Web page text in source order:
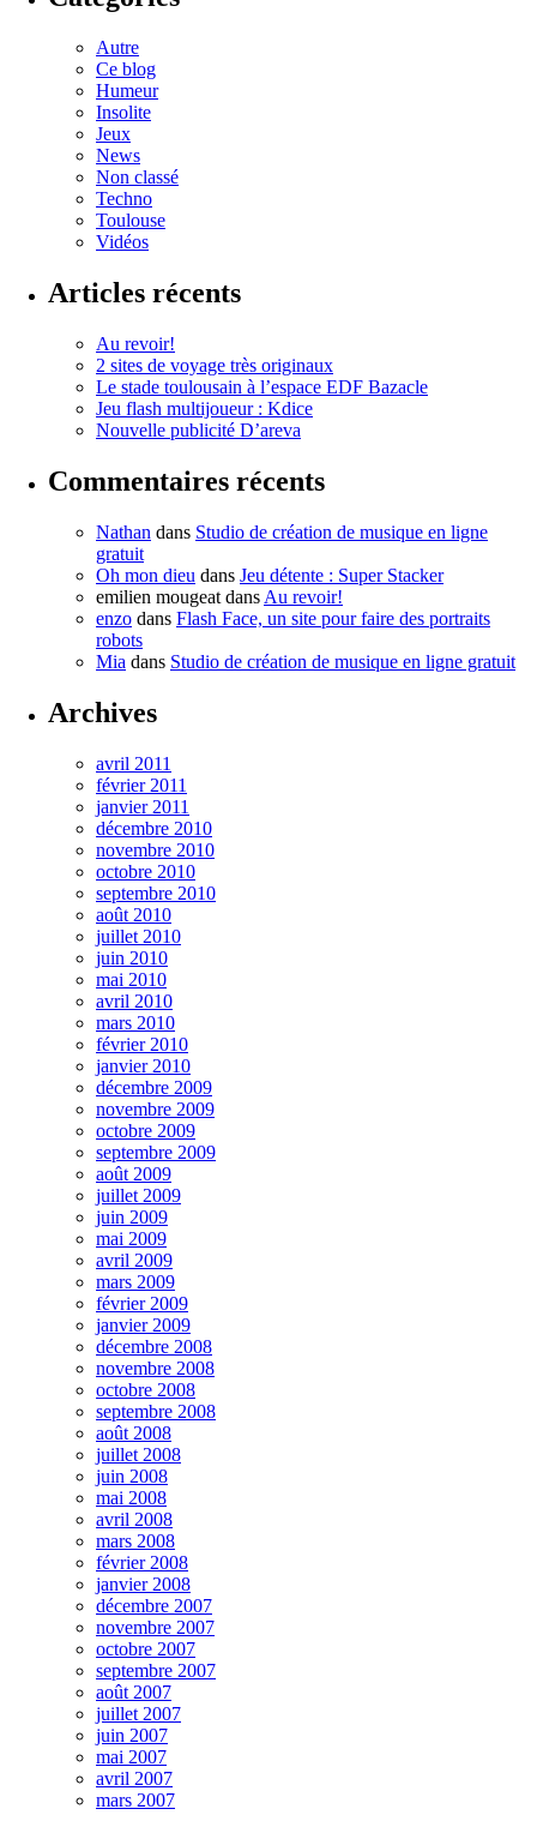
Autre
Ce blog
Humeur
Insolite
Jeux
News
Non classé
Techno
Toulouse
Vidéos
Articles récents
Au revoir!
2 sites de voyage très originaux
Le stade toulousain à l’espace EDF Bazacle
Jeu flash multijoueur : Kdice
Nouvelle publicité D’areva
Commentaires récents
Nathan dans Studio de création de musique en ligne
gratuit
Oh mon dieu dans Jeu détente : Super Stacker
emilien mougeat dans Au revoir!
enzo dans Flash Face, un site pour faire des portraits
robots
Mia dans Studio de création de musique en ligne gratuit
Archives
avril 2011
février 2011
janvier 2011
décembre 2010
novembre 2010
octobre 2010
septembre 2010
août 2010
juillet 2010
juin 2010
mai 2010
avril 2010
mars 2010
février 2010
janvier 2010
décembre 2009
novembre 2009
octobre 2009
septembre 2009
août 2009
juillet 2009
juin 2009
mai 2009
avril 2009
mars 2009
février 2009
janvier 2009
décembre 2008
novembre 2008
octobre 2008
septembre 2008
août 2008
juillet 2008
juin 2008
mai 2008
avril 2008
mars 2008
février 2008
janvier 2008
décembre 2007
novembre 2007
octobre 2007
septembre 2007
août 2007
juillet 2007
juin 2007
mai 2007
avril 2007
mars 2007